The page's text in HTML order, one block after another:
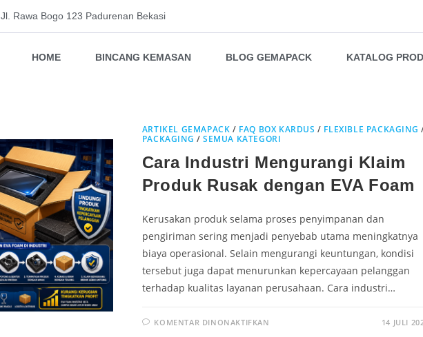
Jl. Rawa Bogo 123 Padurenan Bekasi
HOME BINCANG KEMASAN BLOG GEMAPACK KATALOG
ARTIKEL GEMAPACK / FAQ BOX KARDUS / FLEXIBLE PACKAGING
PACKAGING /SEMUA KATEGORI
Cara Industri Mengurangi Klaim
Produk Rusak dengan EVA Foam
Kerusakan produk selama proses penyimpanan dan
pengiriman sering menjadi penyebab utama meningkatnya
biaya operasional. Selain mengurangi keuntungan, kondisi
tersebut juga dapat menurunkan kepercayaan pelanggan
terhadap kualitas layanan perusahaan. Cara industri…
KOMENTAR DINONAKTIFKAN 14 JULI